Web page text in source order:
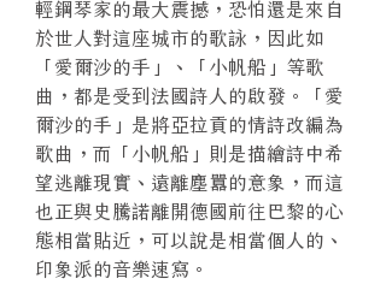
輕鋼琴家的最大震撼，恐怕還是來自
於世人對這座城市的歌詠，因此如
「愛爾沙的手」、「小帆船」等歌
曲，都是受到法國詩人的啟發。「愛
爾沙的手」是將亞拉貢的情詩改編為
歌曲，而「小帆船」則是描繪詩中希
望逃離現實、遠離塵囂的意象，而這
也正與史騰諾離開德國前往巴黎的心
態相當貼近，可以說是相當個人的、
印象派的音樂速寫。